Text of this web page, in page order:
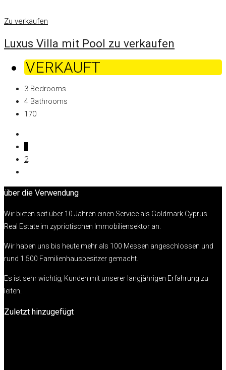
Zu verkaufen
Luxus Villa mit Pool zu verkaufen
VERKAUFT
3 Bedrooms
4 Bathrooms
170
2
über die Verwendung
Wir bieten seit über 10 Jahren einen Service als Goldmark Cyprus
Real Estate im zypriotischen Immobiliensektor an.
Wir haben uns bis heute mehr als 100 Messen angeschlossen und
rund 1.500 Familienhausbesitzer gemacht.
Es ist sehr wichtig, Kunden mit unserer langjährigen Erfahrung zu
leiten.
Zuletzt hinzugefügt